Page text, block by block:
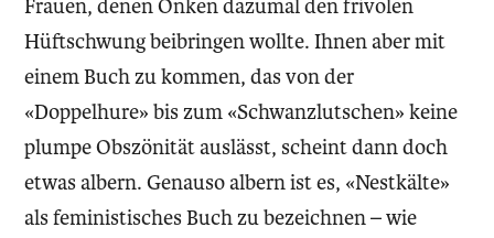
Frauen, denen Onken dazumal den frivolen
Hüftschwung beibringen wollte. Ihnen aber mit
einem Buch zu kommen, das von der
«Doppelhure» bis zum «Schwanzlutschen» keine
plumpe Obszönität auslässt, scheint dann doch
etwas albern. Genauso albern ist es, «Nestkälte»
als feministisches Buch zu bezeichnen – wie